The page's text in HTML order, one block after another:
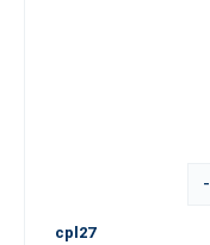
-
cpl27